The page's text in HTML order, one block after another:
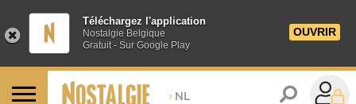
Téléchargez l'application
Nostalgie Belgique
Gratuit - Sur Google Play
OUVRIR
> NL